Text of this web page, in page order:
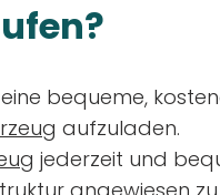
bequeme,
aufzuladen.
jederzeit und